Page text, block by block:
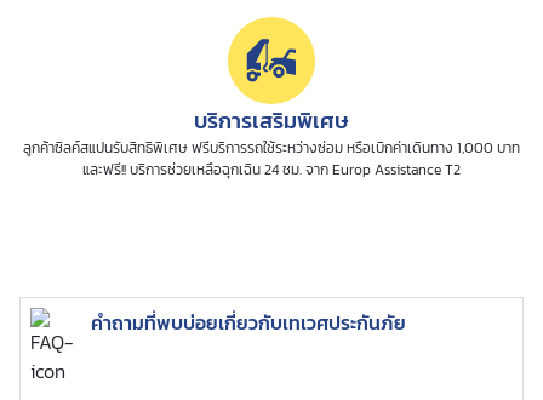
บริการเสริมพิเศษ
ลูกค้าซิลค์สแปนรับสิทธิพิเศษ ฟรีบริการรถใช้ระหว่างซ่อม หรือเบิกค่าเดินทาง 1,000 บาท
และฟรี!! บริการช่วยเหลือฉุกเฉิน 24 ชม. จาก Europ Assistance T2
คำถามที่พบบ่อยเกี่ยวกับเทเวศประกันภัย